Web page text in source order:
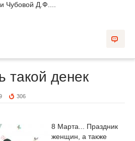
Чубовой Д.Ф....
такой денек
306
8 Марта... Праздник
женщин, а также